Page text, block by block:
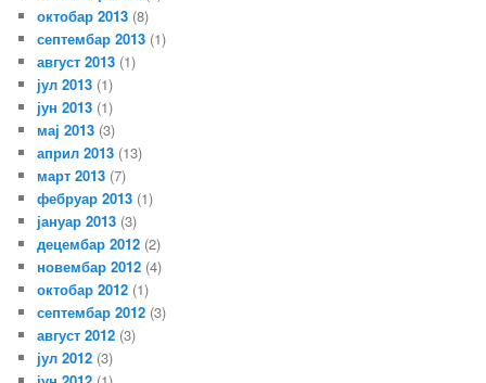
октобар 2013 (8)
септембар 2013 (1)
август 2013 (1)
јул 2013 (1)
јун 2013 (1)
мај 2013 (3)
април 2013 (13)
март 2013 (7)
фебруар 2013 (1)
јануар 2013 (3)
децембар 2012 (2)
новембар 2012 (4)
октобар 2012 (1)
септембар 2012 (3)
август 2012 (3)
јул 2012 (3)